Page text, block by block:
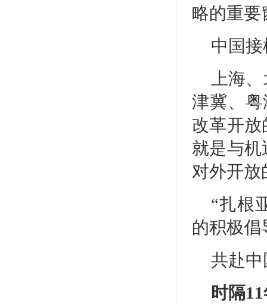
略的重要
中国接
上海
津冀、
改革开放
就是与机
对外开放
“扎根
的积极倡
共赴
时隔